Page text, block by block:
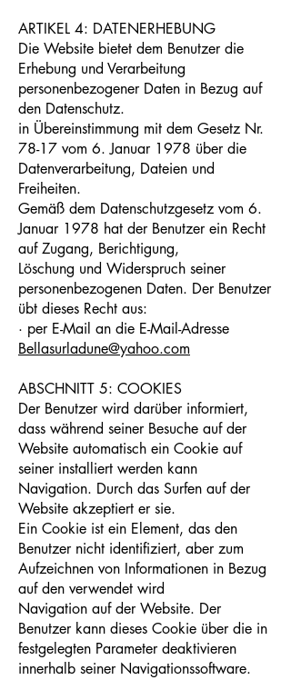
ARTIKEL 4: DATENERHEBUNG
Die Website bietet dem Benutzer die
Erhebung und Verarbeitung
personenbezogener Daten in Bezug auf
den Datenschutz.
in Übereinstimmung mit dem Gesetz Nr.
78-17 vom 6. Januar 1978 über die
Datenverarbeitung, Dateien und
Freiheiten.
Gemäß dem Datenschutzgesetz vom 6.
Januar 1978 hat der Benutzer ein Recht
auf Zugang, Berichtigung,
Löschung und Widerspruch seiner
personenbezogenen Daten. Der Benutzer
übt dieses Recht aus:
· per E-Mail an die E-Mail-Adresse
Bellasurladune@yahoo.com
ABSCHNITT 5: COOKIES
Der Benutzer wird darüber informiert,
dass während seiner Besuche auf der
Website automatisch ein Cookie auf
seiner installiert werden kann
Navigation. Durch das Surfen auf der
Website akzeptiert er sie.
Ein Cookie ist ein Element, das den
Benutzer nicht identifiziert, aber zum
Aufzeichnen von Informationen in Bezug
auf den verwendet wird
Navigation auf der Website. Der
Benutzer kann dieses Cookie über die in
festgelegten Parameter deaktivieren
innerhalb seiner Navigationssoftware.